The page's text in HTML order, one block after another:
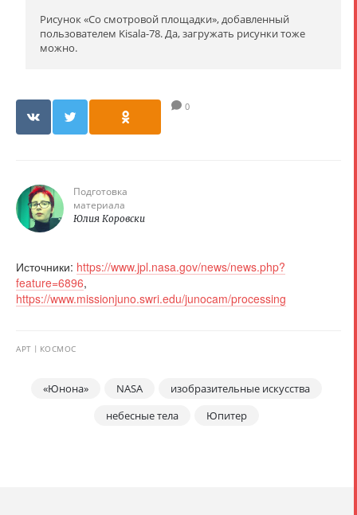
Рисунок «Со смотровой площадки», добавленный
пользователем Kisala-78. Да, загружать рисунки тоже
можно.
0
Подготовка
материала
Юлия Коровски
Источники: https://www.jpl.nasa.gov/news/news.php?
feature=6896,
https://www.missionjuno.swri.edu/junocam/processing
АРТ КОСМОС
«Юнона» NASA
изобразительные искусства
небесные тела
Юпитер